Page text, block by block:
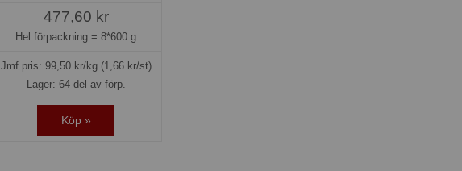
477,60 kr
Hel förpackning =8*600 g
Jmf.pris: 99,50kr/kg (1,66 kr/st)
Lager: 64 del av förp.
Köp »